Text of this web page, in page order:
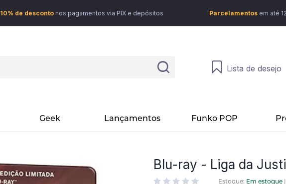
10% de desconto nos pagamentos via PIX e depósitos Parcelamentos em até
Lista de desejo
Geek Lançamentos Funko POP
Blu-ray - Liga da
Estoque: Em estoque